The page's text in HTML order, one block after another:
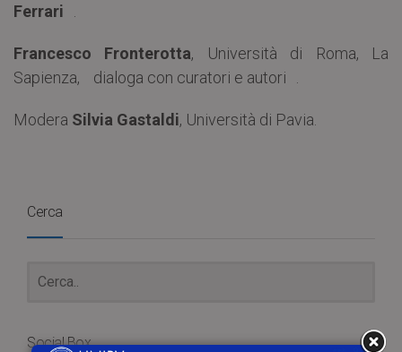
Ferrari
Francesco Fronterotta, Università di Roma, La
Sapienza, dialoga con curatori e autori .
Modera Silvia Gastaldi, Università di Pavia.
Cerca
Social Box